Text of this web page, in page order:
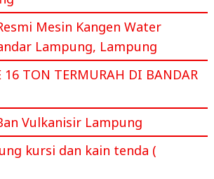
Mesin Kangen Water
Lampung, Lampung
16 TON TERMURAH DI BANDAR
Vulkanisir Lampung
kursi dan kain tenda (